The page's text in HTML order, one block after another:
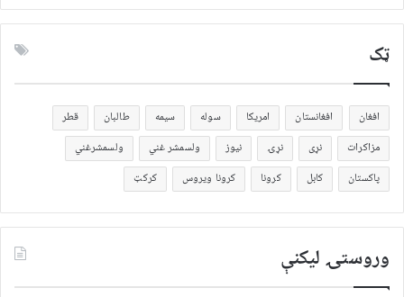
ټک
افغان افغانستان امریکا سوله سیمه طالبان
قطر
مزاکرات
نړی نړۍ نیوز ولسمشر غني
ولسمشرغني
پاکستان
کابل کرونا کرونا ویروس کرکټ
وروستۍ ليکنې